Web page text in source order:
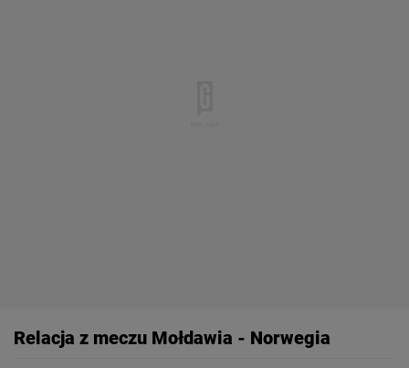
Relacja z meczu Mołdawia - Norwegia